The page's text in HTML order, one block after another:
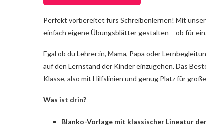
Perfekt vorbereitet fürs Schreibenlernen! Mit
einfach eigene Übungsblätter gestalten – ob für
Egal ob du Lehrer:in, Mama, Papa oder
auf den Lernstand der Kinder einzugehen. Das
Klasse, also mit Hilfslinien und genug Platz für
Was ist drin?
Blanko-Vorlage mit klassischer Lineatur